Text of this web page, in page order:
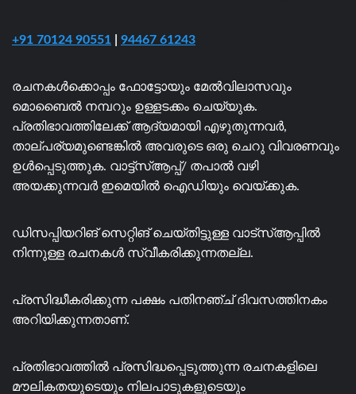
+91 70124 90551 94467 61243
രചനകൾക്കൊപ്പം ഫോട്ടോയും മേൽവിലാസവും
മൊബൈൽ നമ്പറും ഉള്ളടക്കം ചെയ്യുക.
പ്രതിഭാവത്തിലേക്ക് ആദ്യമായി എഴുതുന്നവർ,
താല്പര്യമുണ്ടെങ്കിൽ അവരുടെ ഒരു ചെറു വിവരണവും
ഉൾപ്പെടുത്തുക. വാട്ട്സ്ആപ്പ്/ തപാൽ വഴി
അയക്കുന്നവർ ഇമെയിൽ ഐഡിയും വെയ്ക്കുക.
ഡിസപ്പിയറിങ് സെറ്റിങ് ചെയ്തിട്ടുള്ള വാട്സ്ആപ്പിൽ
നിന്നുള്ള രചനകൾ സ്വീകരിക്കുന്നതല്ല.
പ്രസിദ്ധീകരിക്കുന്ന പക്ഷം പതിനഞ്ച് ദിവസത്തിനകം
അറിയിക്കുന്നതാണ്.
പ്രതിഭാവത്തിൽ പ്രസിദ്ധപ്പെടുത്തുന്ന രചനകളിലെ
മൗലികതയുടെയും നിലപാടുകളുടെയും